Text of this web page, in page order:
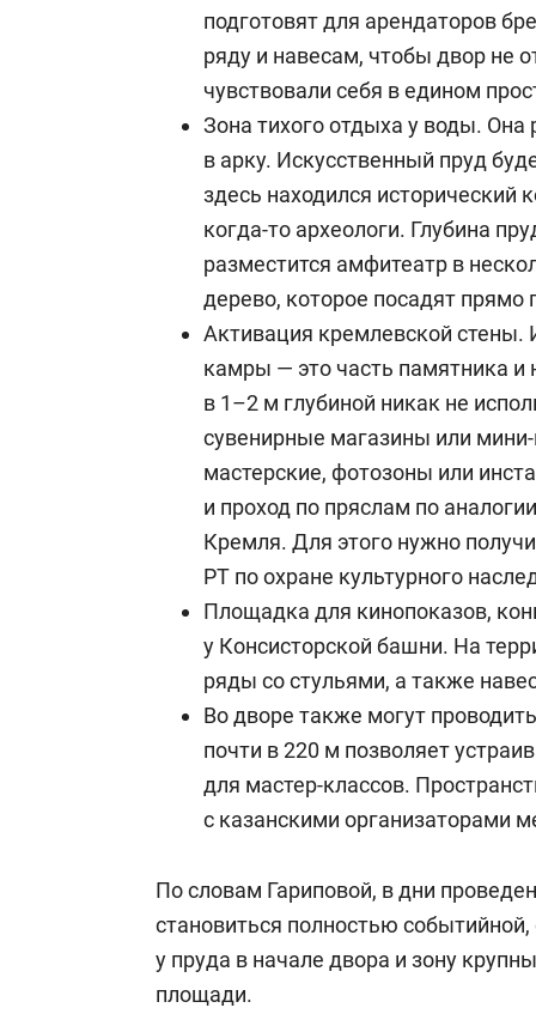
подготовят для арендаторов
ряду и навесам, чтобы двор не
чувствовали себя в едином
Зона тихого отдыха у воды. Она
в арку. Искусственный пруд
здесь находился исторический
когда-то археологи. Глубина
разместится амфитеатр в
дерево, которое посадят прямо
Активация кремлевской
камры — это часть памятника и
в 1–2 м глубиной никак не
сувенирные магазины или
мастерские, фотозоны или
и проход по пряслам по
Кремля. Для этого нужно
РТ по охране культурного
Площадка для кинопоказов,
у Консисторской башни. На
ряды со стульями, а также
Во дворе также могут
почти в 220 м позволяет
для мастер-классов.
с казанскими организаторами
По словам Гариповой, в дни
становиться полностью
у пруда в начале двора и зону
площади.